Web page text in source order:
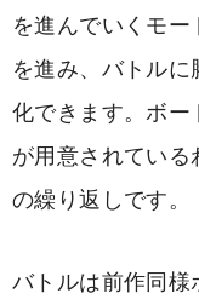
を進んでいくモ
を進み、バトル
化できます。ボー
が用意されてい
の繰り返しです。
バトルは前作同様